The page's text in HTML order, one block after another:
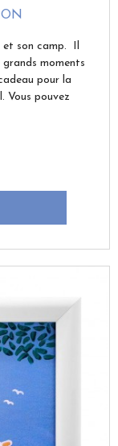
son camp. Il
moments
pour la
Vous pouvez